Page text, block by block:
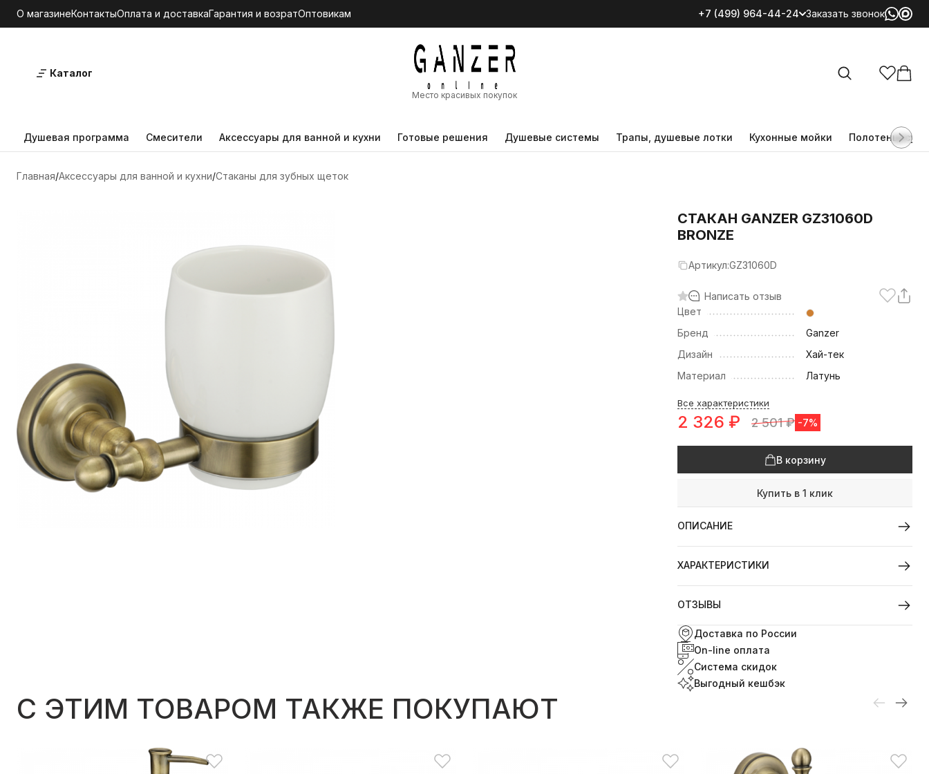
О магазинеКонтактыОплата и доставкаГарантия и возратОптовикам +7 (499) 964-44-24 Заказать звонок
Каталог
Место красивых покупок
Душевая программа Смесители Аксессуары для ванной и кухни Готовые решения Душевые системы Трапы, душевые лотки Кухонные мойки
Главная Аксессуары для ванной и кухни Стаканы для зубных щеток
СТАКАН GANZER GZ31060D
BRONZE
Артикул:GZ31060D
Написать отзыв
Цвет
Бренд
Ganzer
Дизайн
Хай-тек
Материал
Латунь
Все характеристики
2 326 ₽ 2 501₽ -7%
В корзину
Купить в 1 клик
ОПИСАНИЕ
ХАРАКТЕРИСТИКИ
ОТЗЫВЫ
Доставка по России
On-line оплата
Система скидок
Выгодный кешбэк
C ЭТИМ ТОВАРОМ ТАКЖЕ ПОКУПАЮТ